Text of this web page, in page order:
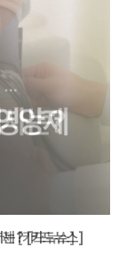
제 [카드뉴스]